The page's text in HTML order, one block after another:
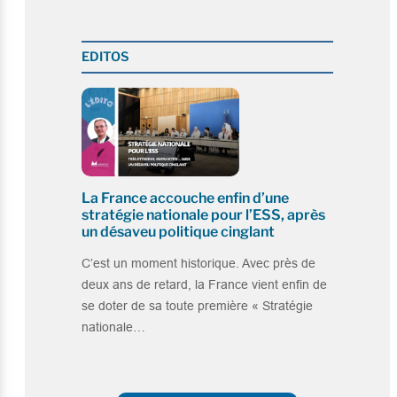
EDITOS
La France accouche enfin d’une
stratégie nationale pour l’ESS, après
un désaveu politique cinglant
C’est un moment historique. Avec près de
deux ans de retard, la France vient enfin de
se doter de sa toute première « Stratégie
nationale…